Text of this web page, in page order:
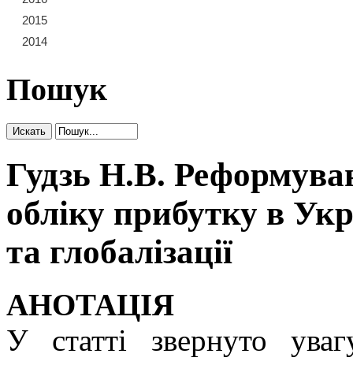
2015
2014
Пошук
Гудзь Н.В.
обліку прибутку в
та глобалізації
АНОТАЦІЯ
У статті звернуто